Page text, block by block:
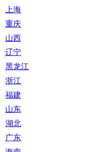
上海
重庆
山西
辽宁
黑龙江
浙江
福建
山东
湖北
广东